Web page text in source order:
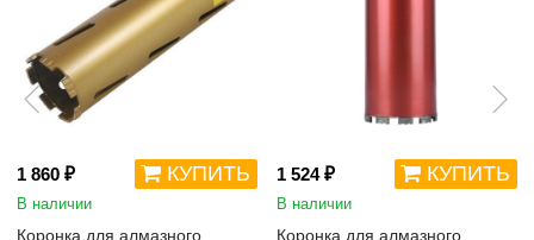
1 860 ₽ КУПИТЬ
В наличии
Коронка для алмазного
1 524 ₽ КУПИТЬ
В наличии
Коронка для алмазного